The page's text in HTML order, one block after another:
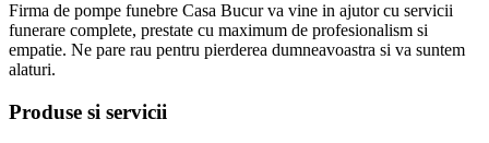
Firma de pompe funebre Casa Bucur va vine in ajutor cu servicii
funerare complete, prestate cu maximum de profesionalism si
empatie. Ne pare rau pentru pierderea dumneavoastra si va suntem
alaturi.
Produse si servicii